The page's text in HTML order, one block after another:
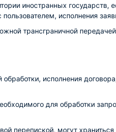
иностранных государств,
исполнения
трансграничной
исполнения
для обработки
перепиской, могут